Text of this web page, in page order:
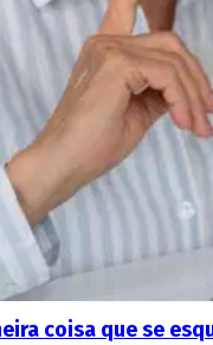
coisa que se